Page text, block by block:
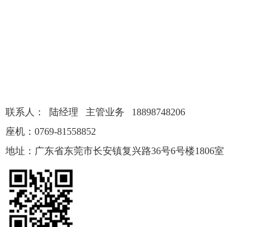
联系人： 陆经理 主管业务 18898748206
座机：0769-81558852
地址：广东省东莞市长安镇复兴路36号6号楼1806室